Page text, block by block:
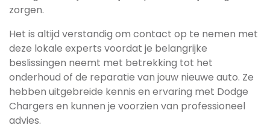
zorgen.
Het is altijd verstandig om contact op te nemen met
deze lokale experts voordat je belangrijke
beslissingen neemt met betrekking tot het
onderhoud of de reparatie van jouw nieuwe auto. Ze
hebben uitgebreide kennis en ervaring met Dodge
Chargers en kunnen je voorzien van professioneel
advies.